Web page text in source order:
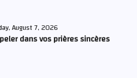
August 7, 2026
dans vos prières sincères